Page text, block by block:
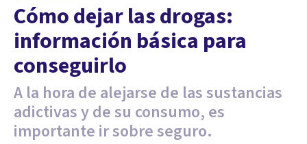
Cómo dejar las drogas:
información básica para
conseguirlo
A la hora de alejarse de las sustancias
adictivas y de su consumo, es
importante ir sobre seguro.